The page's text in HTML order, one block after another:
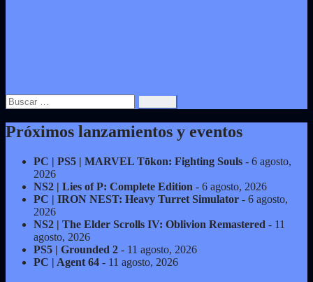
Buscar:
Próximos lanzamientos y eventos
PC | PS5 | MARVEL Tōkon: Fighting Souls - 6 agosto,
2026
NS2 | Lies of P: Complete Edition - 6 agosto, 2026
PC | IRON NEST: Heavy Turret Simulator - 6 agosto,
2026
NS2 | The Elder Scrolls IV: Oblivion Remastered - 11
agosto, 2026
PS5 | Grounded 2 - 11 agosto, 2026
PC | Agent 64 - 11 agosto, 2026